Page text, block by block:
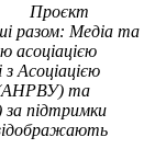
Проєкт
разом: Медіа та
асоціацією
Асоціацією
(АНРВУ) та
за підтримки
відображають